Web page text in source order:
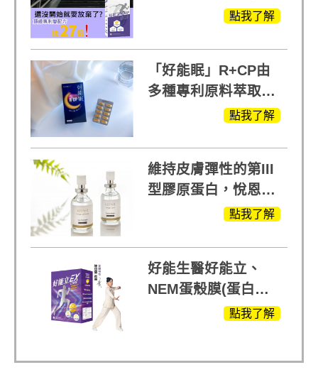
白聚醣)+UCll原裝進
+軟骨素
點我了解
「好能眠」R+CP由
多種專利原料萃取、
白鳳豆、羅布麻、西
晰的關鍵!
點我了解
維持皮膚彈性的第III
型膠原蛋白，悅恩詩
給予寶寶般的肌膚感
點我了解
好能生醫好能立、
NEM蛋殼膜(蛋白聚
醣)關鍵配方，厲害其
點我了解